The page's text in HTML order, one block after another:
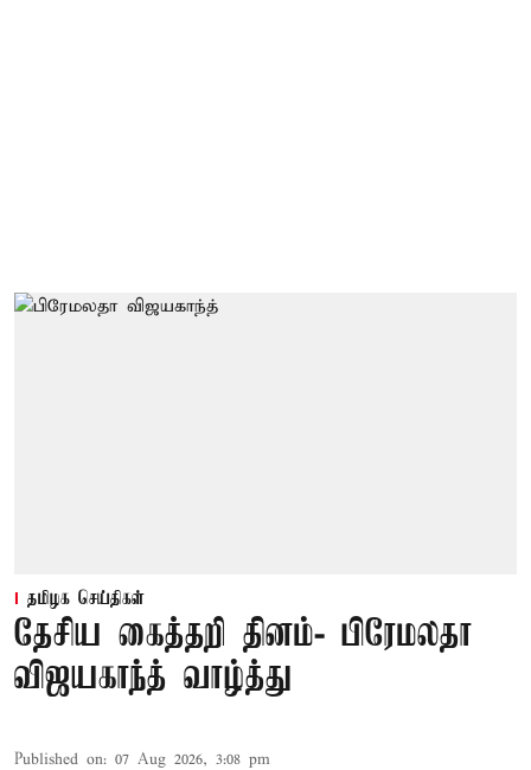
தமிழக செய்திகள்
தேசிய கைத்தறி தினம்- பிரேமலதா
விஜயகாந்த் வாழ்த்து
Published on: 07 Aug 2026, 3:08 pm